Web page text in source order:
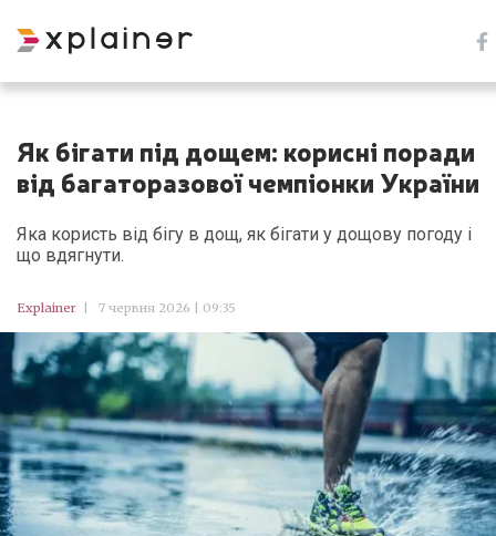
Як бігати під дощем: корисні поради
від багаторазової чемпіонки України
Яка користь від бігу в дощ, як бігати у дощову погоду і
що вдягнути.
Explainer 7 червня 2026 | 09:35